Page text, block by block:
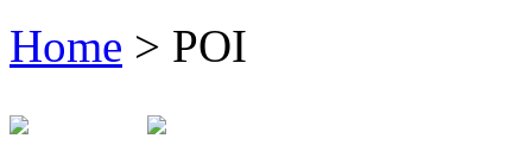
Home > POI